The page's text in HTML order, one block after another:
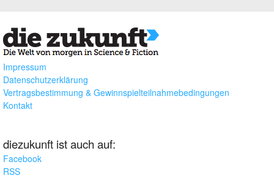
Impressum
Datenschutzerklärung
Vertragsbestimmung & Gewinnspielteilnahmebedingungen
Kontakt
diezukunft ist auch auf:
Facebook
RSS